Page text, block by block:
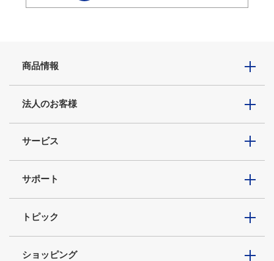
商品情報
法人のお客様
サービス
サポート
トピック
ショッピング